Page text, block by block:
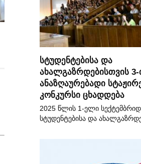
სტუდენტებისა და
ახალგაზრდებისთვის 3-
ანაზღაურებადი
კონკურსი ცხადდება
2025 წლის 1-ელი
სტუდენტებისა და